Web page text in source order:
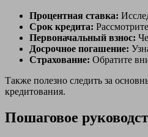
Процентная ставка:
Срок кредита:
Первоначальный взнос:
Досрочное погашение:
Страхование: Обратите
Также полезно следить за
кредитования.
Пошаговое